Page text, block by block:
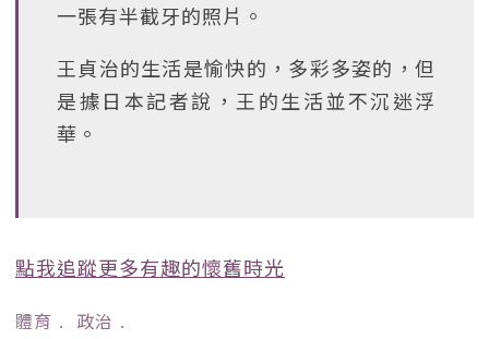
一張有半截牙的照片。
王貞治的生活是愉快的，多彩多姿的，但
是據日本記者說，王的生活並不沉迷浮
華。
點我追蹤更多有趣的懷舊時光
體育 ﹒ 政治 ﹒